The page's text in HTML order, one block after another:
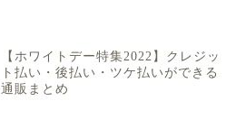
【ホワイトデー特集2022】クレジッ
ト払い・後払い・ツケ払いができる
通販まとめ